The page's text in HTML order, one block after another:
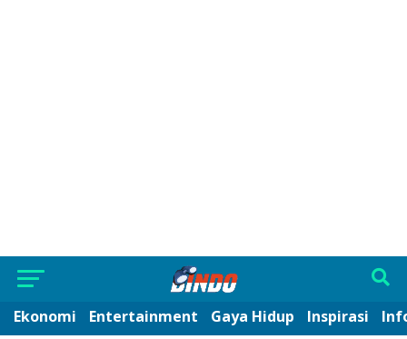
Ekonomi Entertainment Gaya Hidup Inspirasi